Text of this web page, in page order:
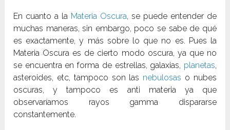
En cuanto a la Materia Oscura, se puede entender de
muchas maneras, sin embargo, poco se sabe de qué
es exactamente, y más sobre lo que no es. Pues la
Materia Oscura es de cierto modo oscura, ya que no
se encuentra en forma de estrellas, galaxias, planetas,
asteroides, etc, tampoco son las nebulosas o nubes
oscuras, y tampoco es anti materia ya que
observaríamos rayos gamma dispararse
constantemente.